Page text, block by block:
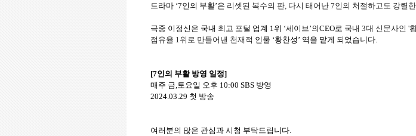
드라마 ‘7인의 부활’은 리셋된 복수의 판 다시 태어난 7인의 처절하고도 강렬
극중 이정신은 국내 최고 포털 업계 1 위 ‘세이브 ’의CEO로 국내 3대 신문사인 '
점유율 1 위로 만들어낸 천재적 인물 ‘황찬성’ 역을 맡게 되었습니다
[7인의 부활 방영 일정]
매주 금 토요일 오후 10:00 SBS 방영
2024.03.29 첫 방송
여러분의 많은 관심과 시청 부탁드립니다